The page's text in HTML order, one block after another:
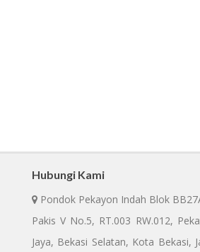
Hubungi Kami
Pondok Pekayon Indah Blok
Pakis V No.5, RT.003 RW.012,
Jaya, Bekasi Selatan, Kota Bekasi,